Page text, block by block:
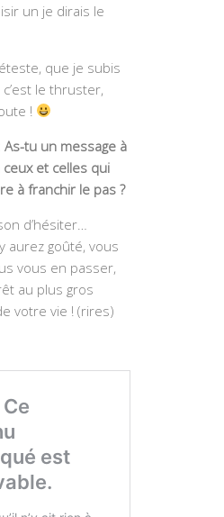
un je dirais le
que je subis
le thruster,
!
As-tu un message à
et celles qui
à franchir le pas ?
d’hésiter…
aurez goûté, vous
vous en passer,
au plus gros
votre vie ! (rires)